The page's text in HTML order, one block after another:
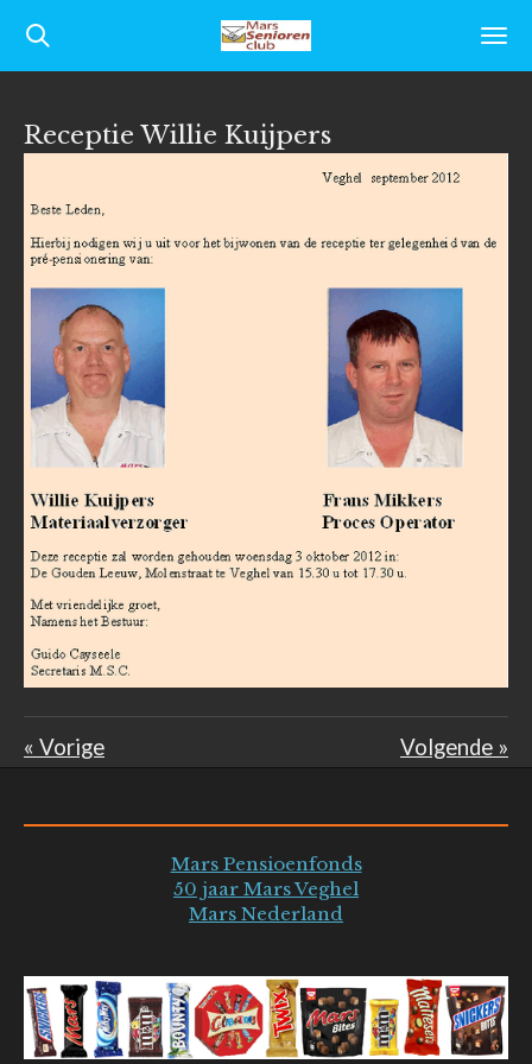
Ga
direct
de
Receptie Willie Kuijpers
« Vorige Volgende »
Mars Pensioenfonds
50 jaar Mars Veghel
Mars Nederland